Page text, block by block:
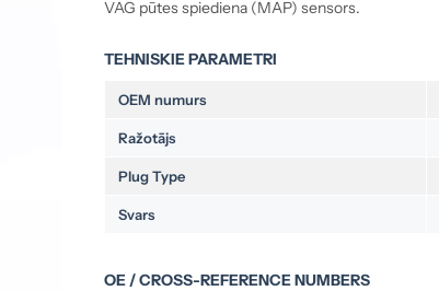
VAG pūtes spiediena (MAP) sensors.
TEHNISKIE PARAMETRI
OEM numurs
Ražotājs
Plug Type
Svars
OE / CROSS-REFERENCE NUMBERS